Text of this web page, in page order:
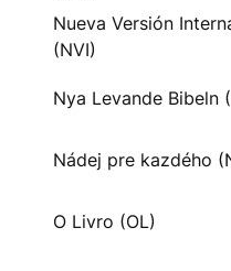
Nueva Versión
(NVI)
Nya Levande Bibeln
Nádej pre kazdého
O Livro (OL)